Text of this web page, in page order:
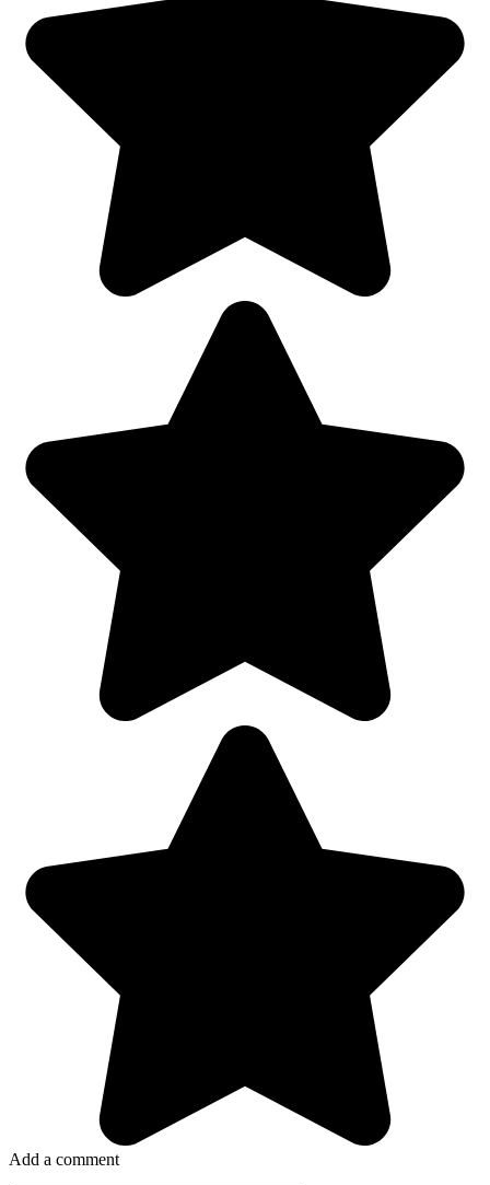
Add a comment